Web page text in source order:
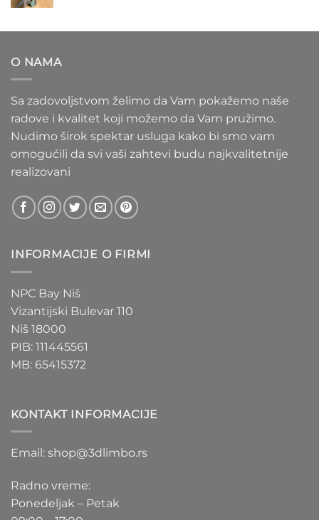
1.100 RSD
O NAMA
Sa zadovoljstvom želimo da Vam pokažemo naše
radove i kvalitet koji možemo da Vam pružimo.
Nudimo širok spektar usluga kako bi smo vam
omogućili da svi vaši zahtevi budu najkvalitetnije
realizovani
INFORMACIJE O FIRMI
NPC Bay Niš
Vizantijski Bulevar 110
Niš 18000
PIB: 111445561
MB: 65415372
KONTAKT INFORMACIJE
Email: shop@3dlimbo.rs
Radno vreme:
Ponedeljak – Petak